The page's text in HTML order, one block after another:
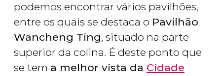
podemos encontrar vários pavilhões,
entre os quais se destaca o Pavilhão
Wancheng Ting, situado na parte
superior da colina. É deste ponto que
se tem a melhor vista da Cidade